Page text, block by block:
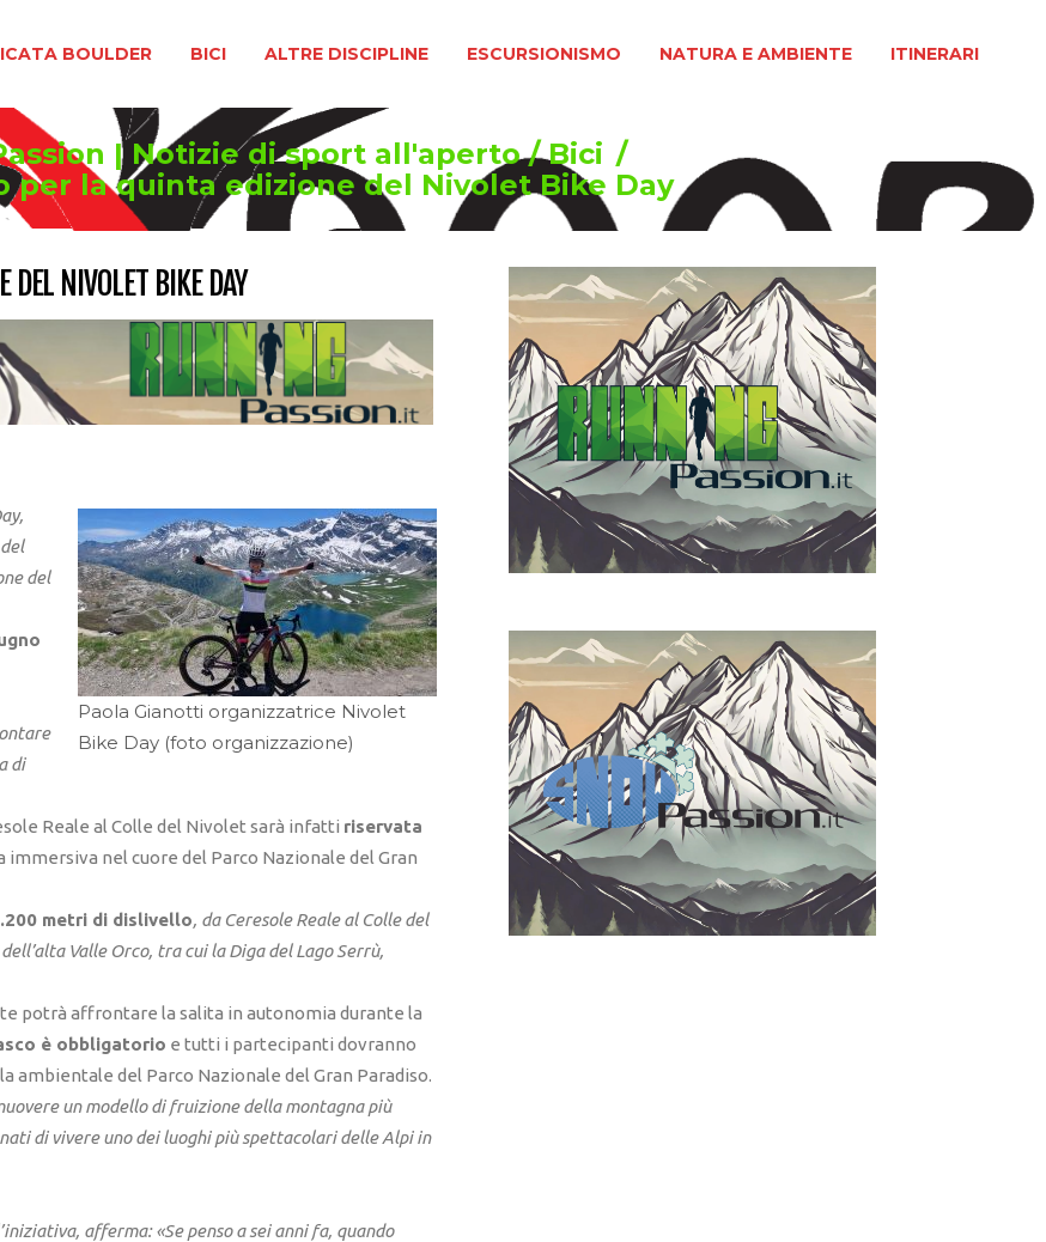
BOULDER BICI ALTRE DISCIPLINE ESCURSIONISMO NATURA E AMBIENTE ITINERARI
| Notizie di sport all'aperto/Bici /
per la quinta edizione del Nivolet Bike Day
DEL NIVOLET BIKE DAY
Paola Gianotti organizzatrice Nivolet
Bike Day (foto organizzazione)
del
di
Reale al Colle del Nivolet sarà infatti riservata
immersiva nel cuore del Parco Nazionale del Gran
metri di dislivello, da Ceresole Reale al Colle del
Valle Orco, tra cui la Diga del Lago Serrù,
potrà affrontare la salita in autonomia durante la
è obbligatorio e tutti i partecipanti dovranno
ambientale del Parco Nazionale del Gran Paradiso.
un modello di fruizione della montagna più
di vivere uno dei luoghi più spettacolari delle Alpi in
afferma: «Se penso a sei anni fa, quando